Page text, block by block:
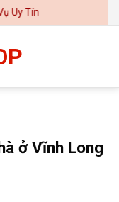
ở Vĩnh Long